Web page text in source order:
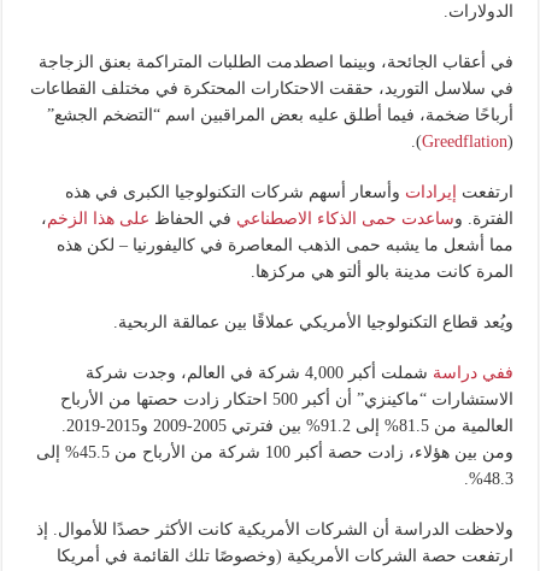
الدولارات.
في أعقاب الجائحة، وبينما اصطدمت الطلبات المتراكمة بعنق الزجاجة
في سلاسل التوريد، حققت الاحتكارات المحتكرة في مختلف القطاعات
أرباحًا ضخمة، فيما أطلق عليه بعض المراقبين اسم “التضخم الجشع”
(
Greedflation
).
ارتفعت إيرادات وأسعار أسهم شركات التكنولوجيا الكبرى في هذه
الفترة. وساعدت حمى الذكاء الاصطناعي في الحفاظ على هذا الزخم ،
مما أشعل ما يشبه حمى الذهب المعاصرة في كاليفورنيا – لكن هذه
المرة كانت مدينة بالو ألتو هي مركزها.
ويُعد قطاع التكنولوجيا الأمريكي عملاقًا بين عمالقة الربحية.
ففي دراسة
شملت أكبر 4,000 شركة في العالم، وجدت شركة
الاستشارات “ماكينزي” أن أكبر 500 احتكار زادت حصتها من الأرباح
ومن بين هؤلاء، زادت حصة أكبر 100 شركة من الأرباح من 45.5% إلى
48.3%.
ولاحظت الدراسة أن الشركات الأمريكية كانت الأكثر حصدًا للأموال. إذ
ارتفعت حصة الشركات الأمريكية (وخصوصًا تلك القائمة في أمريكا